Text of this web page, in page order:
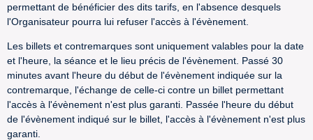
permettant de bénéficier des dits tarifs, en l'absence desquels
l'Organisateur pourra lui refuser l'accès à l'évènement.
Les billets et contremarques sont uniquement valables pour la date
et l'heure, la séance et le lieu précis de l'évènement. Passé 30
minutes avant l'heure du début de l'évènement indiquée sur la
contremarque, l'échange de celle-ci contre un billet permettant
l'accès à l'évènement n'est plus garanti. Passée l'heure du début
de l'évènement indiqué sur le billet, l'accès à l'évènement n'est plus
garanti.